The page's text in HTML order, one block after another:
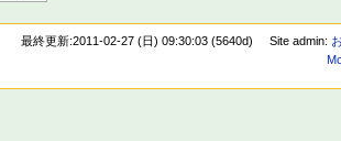
最終更新:2011-02-27 (日) 09:30:03 (5640d) Site admin: